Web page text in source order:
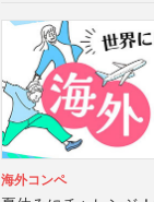
海外コンペ